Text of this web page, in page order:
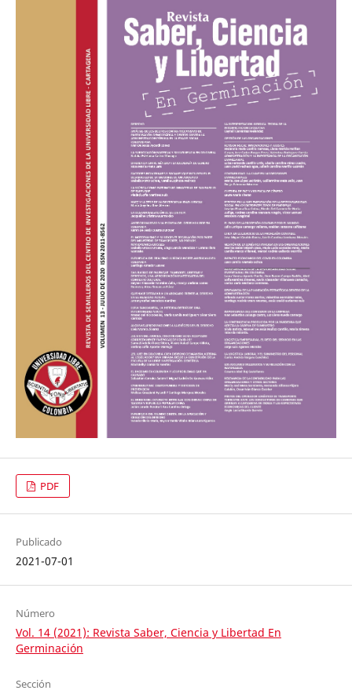
PDF
Publicado
2021-07-01
Número
Vol. 14 (2021): Revista Saber, Ciencia y Libertad En
Germinación
Sección